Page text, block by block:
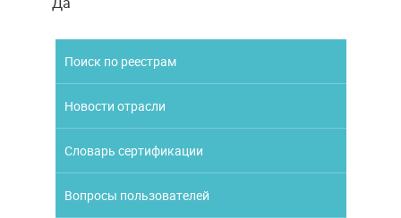
Поиск по реестрам
Новости отрасли
Словарь сертификации
Вопросы пользователей